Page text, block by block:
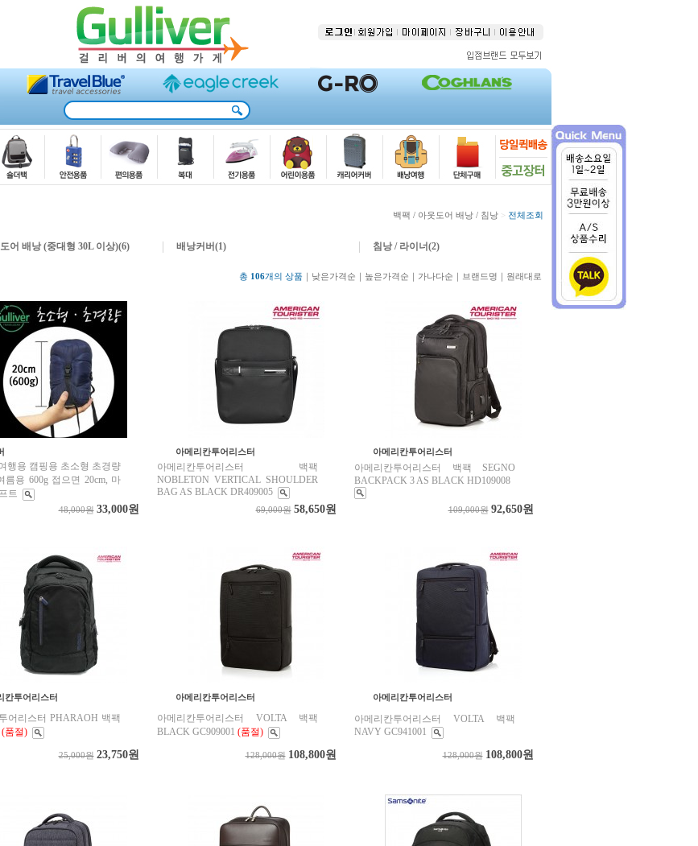
백팩 / 아웃도어 배낭 / 침낭 > 전체조회
어 배낭 (중대형 30L 이상)(6) 배낭커버(1) 침낭 / 라이너(2)
총 106개의 상품 ｜ 낮은가격순 ｜ 높은가격순 ｜ 가나다순 ｜ 브랜드명 ｜ 원래대로
행용 캠핑용 초소형 초경량
름용 600g 접으면 20cm, 마
트
48,000원 33,000원
아메리칸투어리스터
아메리칸투어리스터 백팩
NOBLETON VERTICAL SHOULDER
BAG AS BLACK DR409005
69,000원 58,650원
아메리칸투어리스터
아메리칸투어리스터 백팩 SEGNO
BACKPACK 3 AS BLACK HD109008
109,000원 92,650원
칸투어리스터
어리스터 PHARAOH 백팩
(품절)
25,000원 23,750원
아메리칸투어리스터
아메리칸투어리스터 VOLTA 백팩
BLACK GC909001 (품절)
128,000원 108,800원
아메리칸투어리스터
아메리칸투어리스터 VOLTA 백팩
NAVY GC941001
128,000원 108,800원